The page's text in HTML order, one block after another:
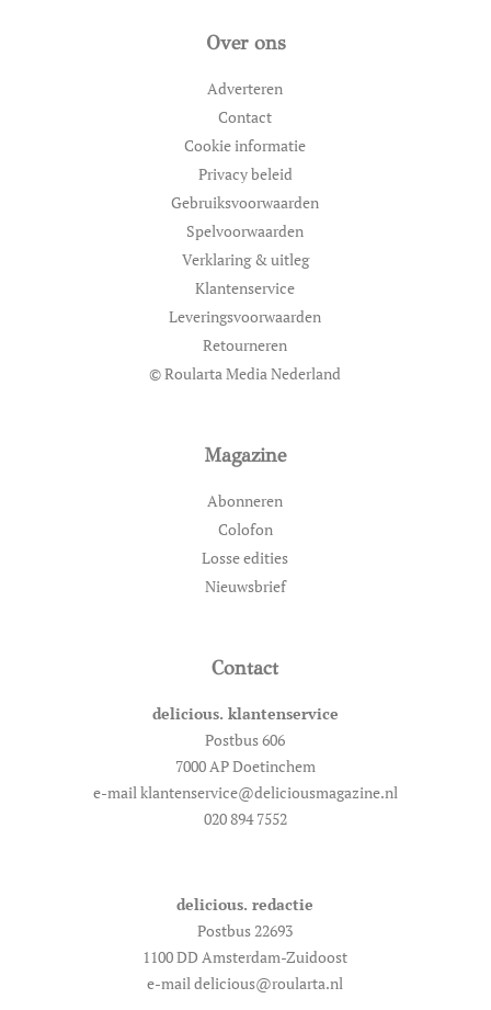
Over ons
Adverteren
Contact
Cookie informatie
Privacy beleid
Gebruiksvoorwaarden
Spelvoorwaarden
Verklaring & uitleg
Klantenservice
Leveringsvoorwaarden
Retourneren
© Roularta Media Nederland
Magazine
Abonneren
Colofon
Losse edities
Nieuwsbrief
Contact
delicious. klantenservice
Postbus 606
7000 AP Doetinchem
e-mail klantenservice@deliciousmagazine.nl
020 894 7552
delicious. redactie
Postbus 22693
1100 DD Amsterdam-Zuidoost
e-mail delicious@roularta.nl